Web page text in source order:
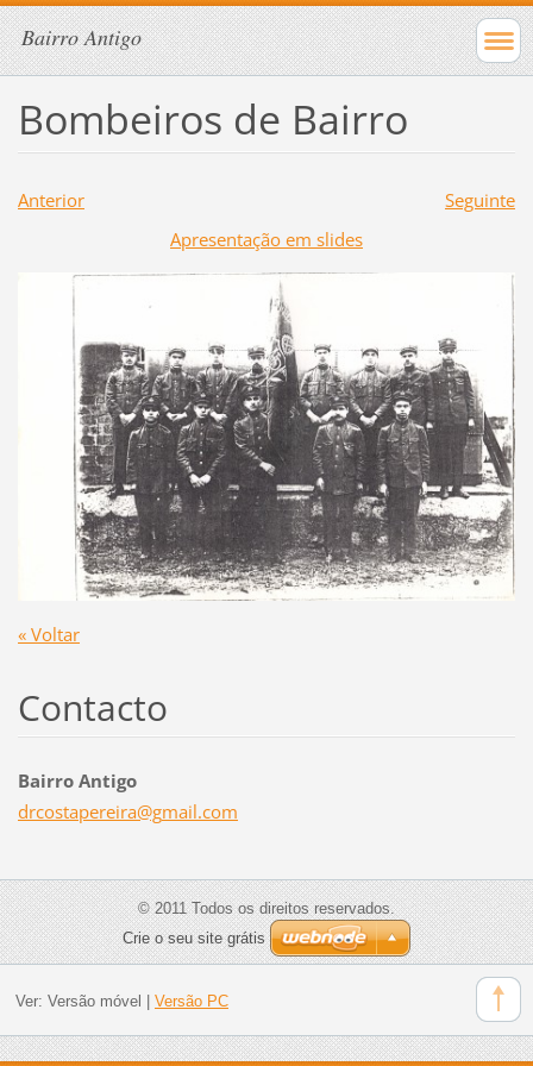
Bairro Antigo
Bombeiros de Bairro
Anterior
Seguinte
Apresentação em slides
« Voltar
Contacto
Bairro Antigo
drcostapereira@gmail.com
© 2011 Todos os direitos reservados.
Crie o seu site grátis
Ver: Versão móvel Versão PC